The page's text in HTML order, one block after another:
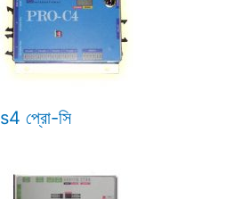
s4 প্রো-সি